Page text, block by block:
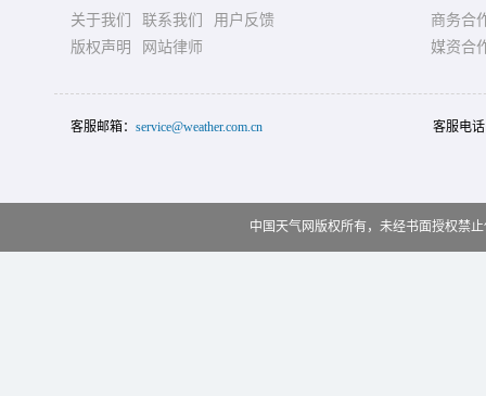
关于我们 联系我们
用户反馈
版权声明
网站律师
商务合
媒资合
客服邮箱： service@weather.com.cn 客服电
中国天气网版权所有，未经书面授权